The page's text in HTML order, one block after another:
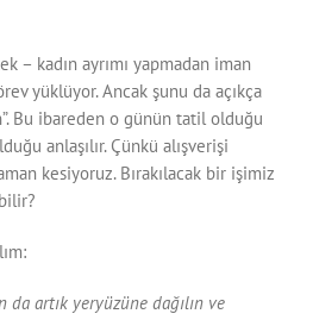
– kadın ayrımı yapmadan iman
yüklüyor. Ancak şunu da açıkça
Bu ibareden o günün tatil olduğu
anlaşılır. Çünkü alışverişi
kesiyoruz. Bırakılacak bir işimiz
da artık yeryüzüne dağılın ve